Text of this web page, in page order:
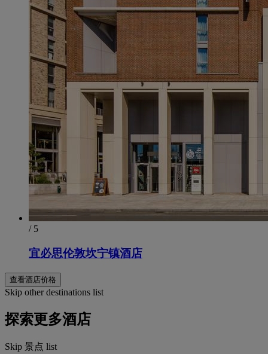
/ 5
宜必思伦敦坎宁镇酒店
查看酒店价格
Skip other destinations list
探索更多酒店
Skip 景点 list